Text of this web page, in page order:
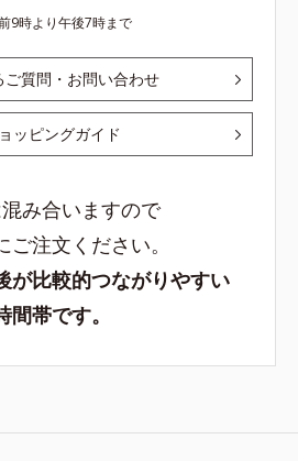
9時より午後7時まで
ご質問・お問い合わせ
ッピングガイド
み合いますので
ご注文ください。
が比較的つながりやすい
間帯です。